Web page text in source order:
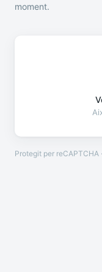
moment.
Protegit per reCAPTCHA